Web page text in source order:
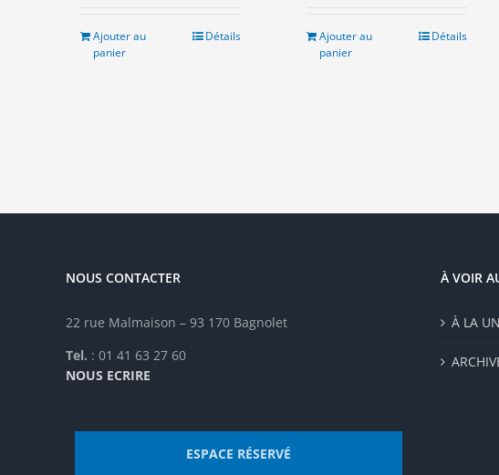
Ajouter au
panier
Détails
Ajouter au
panier
Détails
NOUS CONTACTER
22 rue Malmaison – 93 170 Bagnolet
Tel. : 01 41 63 27 60
NOUS ECRIRE
ESPACE RÉSERVÉ
À VOIR
À LA